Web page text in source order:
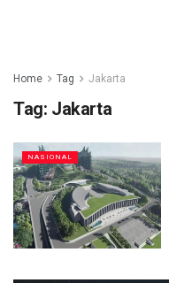
Home Tag Jakarta
Tag: Jakarta
NASIONAL